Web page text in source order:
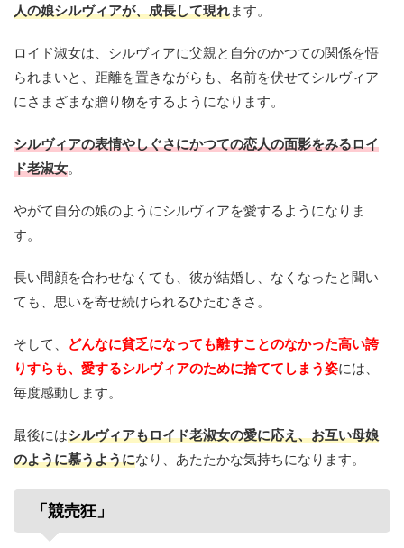
人の娘シルヴィアが、成長して現れます。
ロイド淑女は、シルヴィアに父親と自分のかつての関係を悟
られまいと、距離を置きながらも、名前を伏せてシルヴィア
にさまざまな贈り物をするようになります。
シルヴィアの表情やしぐさにかつての恋人の面影をみるロイ
ド老淑女。
やがて自分の娘のようにシルヴィアを愛するようになりま
す。
長い間顔を合わせなくても、彼が結婚し、なくなったと聞い
ても、思いを寄せ続けられるひたむきさ。
そして、
どんなに貧乏になっても離すことのなかった高い誇
りすらも、愛するシルヴィアのために捨ててしまう姿には、
毎度感動します。
最後にはシルヴィアもロイド老淑女の愛に応え、お互い母娘
のように慕うようになり、あたたかな気持ちになります。
「競売狂」